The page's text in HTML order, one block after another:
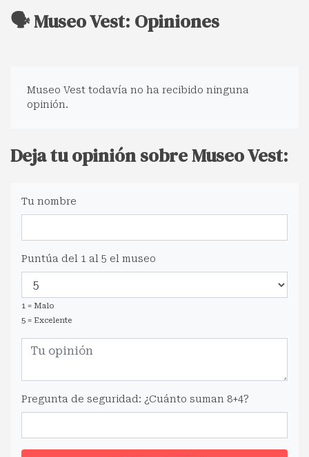
🗣️ Museo Vest: Opiniones
Museo Vest todavía no ha recibido ninguna
opinión.
Deja tu opinión sobre Museo Vest:
Tu nombre
Puntúa del 1 al 5 el museo
1 = Malo
5 = Excelente
Pregunta de seguridad: ¿Cuánto suman 8+4?